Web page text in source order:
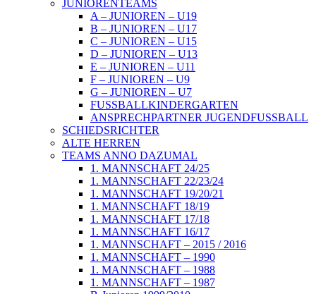
JUNIORENTEAMS
A – JUNIOREN – U19
B – JUNIOREN – U17
C – JUNIOREN – U15
D – JUNIOREN – U13
E – JUNIOREN – U11
F – JUNIOREN – U9
G – JUNIOREN – U7
FUSSBALLKINDERGARTEN
ANSPRECHPARTNER JUGENDFUSSBALL
SCHIEDSRICHTER
ALTE HERREN
TEAMS ANNO DAZUMAL
1. MANNSCHAFT 24/25
1. MANNSCHAFT 22/23/24
1. MANNSCHAFT 19/20/21
1. MANNSCHAFT 18/19
1. MANNSCHAFT 17/18
1. MANNSCHAFT 16/17
1. MANNSCHAFT – 2015 / 2016
1. MANNSCHAFT – 1990
1. MANNSCHAFT – 1988
1. MANNSCHAFT – 1987